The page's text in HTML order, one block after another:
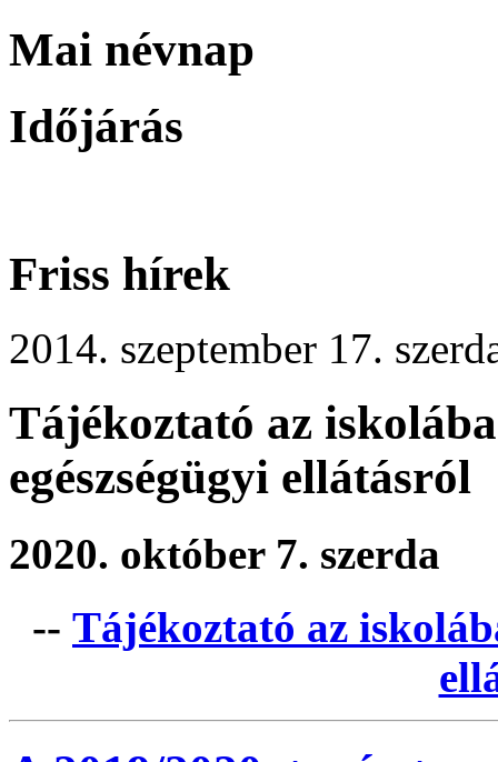
Mai névnap
Időjárás
Friss hírek
2014. szeptember 17.
Tájékoztató az
egészségügyi ellátásról
2020. október 7. szerda
-- Tájékoztató az